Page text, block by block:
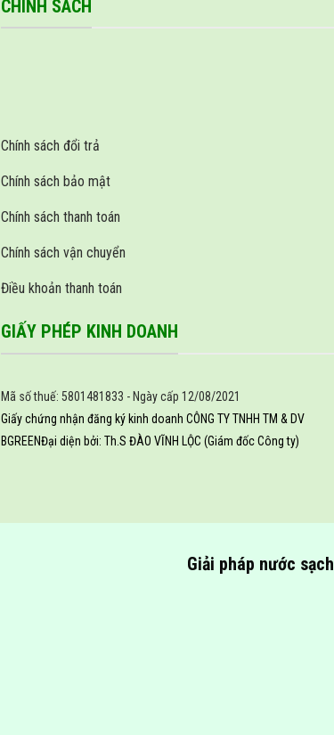
CHÍNH SÁCH
Chính sách đổi trả
Chính sách bảo mật
Chính sách thanh toán
Chính sách vận chuyển
Điều khoản thanh toán
GIẤY PHÉP KINH DOANH
Mã số thuế: 5801481833 - Ngày cấp 12/08/2021
Giấy chứng nhận đăng ký kinh doanh CÔNG TY TNHH TM & DV
BGREENĐại diện bởi: Th.S ĐÀO VĨNH LỘC (Giám đốc Công ty)
Giải pháp nước sạch